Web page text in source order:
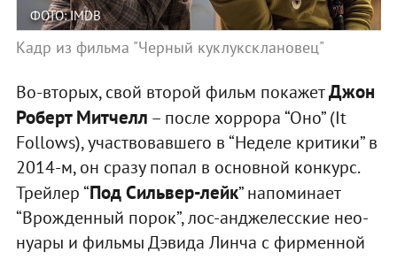
ФОТО: IMDB
Кадр из фильма "Черный куклуксклановец"
Во-вторых, свой второй фильм покажетДжон
Роберт Митчелл – после хоррора “Оно” (It
Follows), участвовавшего в “Неделе критики” в
2014-м, он сразу попал в основной конкурс.
Трейлер “Под Сильвер-лейк” напоминает
“Врожденный порок”, лос-анджелесские нео-
нуары и фильмы Дэвида Линча с фирменной